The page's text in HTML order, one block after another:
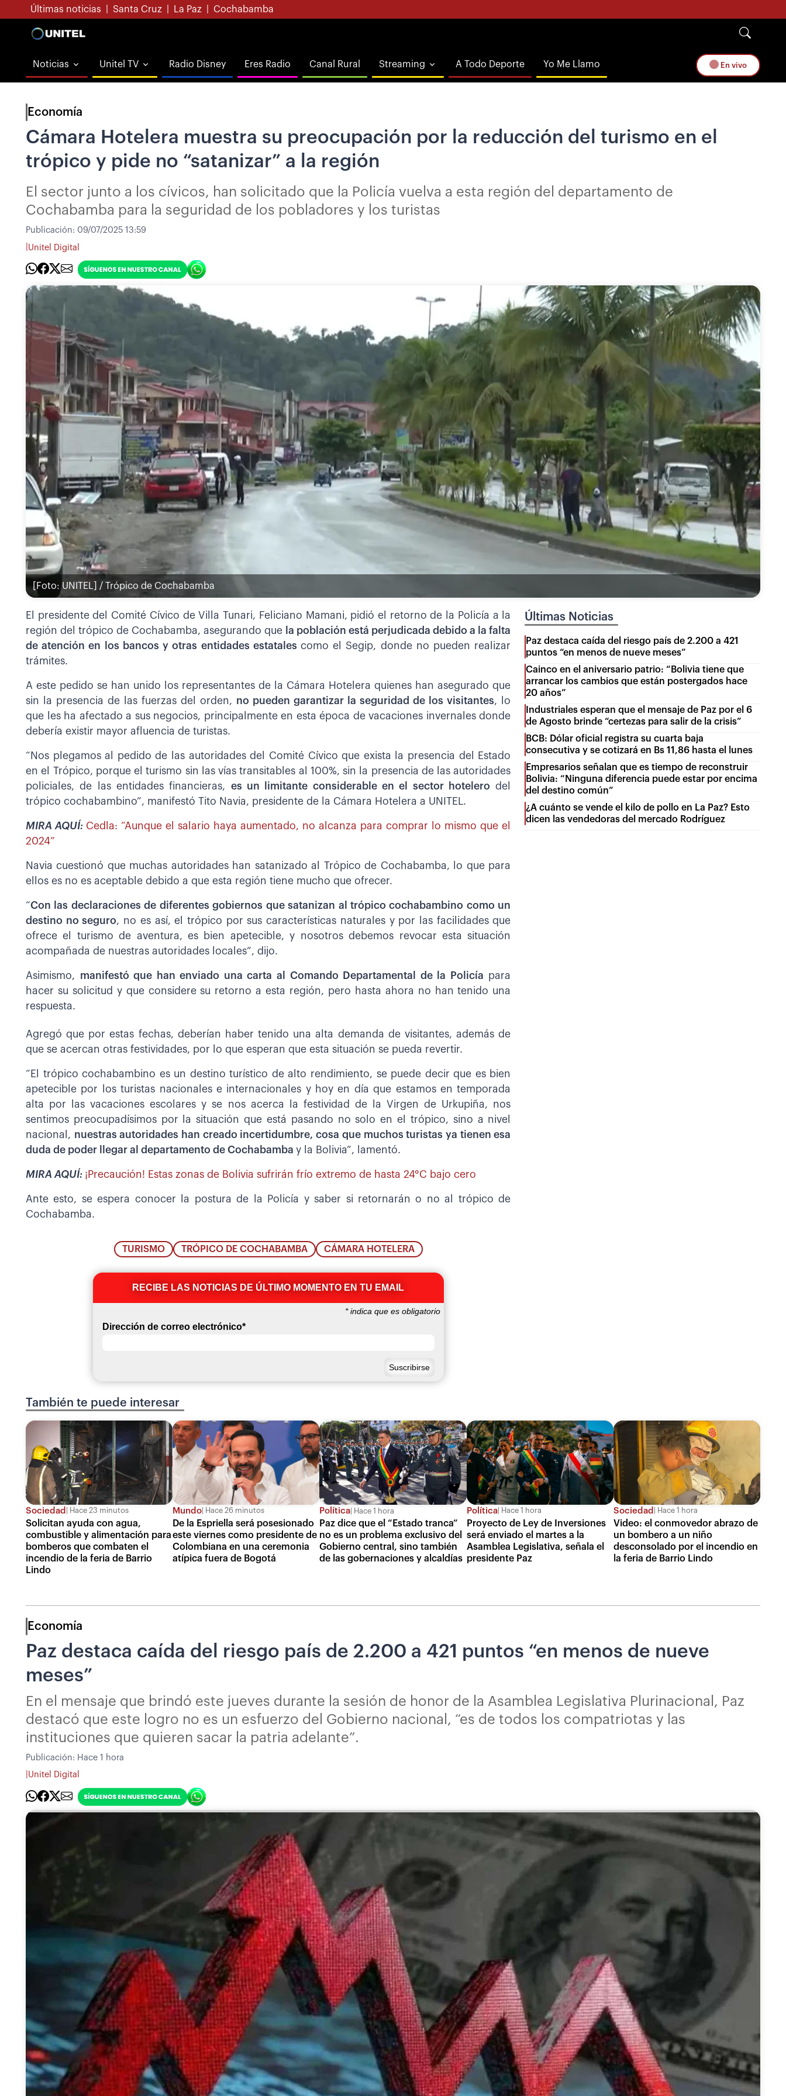
Últimas noticias Santa Cruz La Paz Cochabamba
Noticias Unitel TV Radio Disney Eres Radio Canal Rural Streaming A Todo Deporte Yo Me Llamo En vivo
Economía
Cámara Hotelera muestra su preocupación por la reducción del turismo en el
trópico y pide no “satanizar” a la región
El sector junto a los cívicos, han solicitado que la Policía vuelva a esta región del departamento de
Cochabamba para la seguridad de los pobladores y los turistas
Publicación: 09/07/2025 13:59
Unitel Digital
[Foto: UNITEL] / Trópico de Cochabamba
El presidente del Comité Cívico de Villa Tunari, Feliciano Mamani, pidió el retorno de la Policía a la
región del trópico de Cochabamba, asegurando que la población está perjudicada debido a la falta
de atención en los bancos y otras entidades estatales como el Segip, donde no pueden realizar
trámites.
A este pedido se han unido los representantes de la Cámara Hotelera quienes han asegurado que
sin la presencia de las fuerzas del orden, no pueden garantizar la seguridad de los visitantes, lo
que les ha afectado a sus negocios, principalmente en esta época de vacaciones invernales donde
debería existir mayor afluencia de turistas.
“Nos plegamos al pedido de las autoridades del Comité Cívico que exista la presencia del Estado
en el Trópico, porque el turismo sin las vías transitables al 100%, sin la presencia de las autoridades
policiales, de las entidades financieras, es un limitante considerable en el sector hotelero del
trópico cochabambino”, manifestó Tito Navia, presidente de la Cámara Hotelera a UNITEL.
MIRA AQUÍ: Cedla: “Aunque el salario haya aumentado, no alcanza para comprar lo mismo que el
2024”
Navia cuestionó que muchas autoridades han satanizado al Trópico de Cochabamba, lo que para
ellos es no es aceptable debido a que esta región tiene mucho que ofrecer.
“Con las declaraciones de diferentes gobiernos que satanizan al trópico cochabambino como un
destino no seguro, no es así, el trópico por sus características naturales y por las facilidades que
ofrece el turismo de aventura, es bien apetecible, y nosotros debemos revocar esta situación
acompañada de nuestras autoridades locales”, dijo.
Asimismo, manifestó que han enviado una carta al Comando Departamental de la Policía para
hacer su solicitud y que considere su retorno a esta región, pero hasta ahora no han tenido una
respuesta.
Agregó que por estas fechas, deberían haber tenido una alta demanda de visitantes, además de
que se acercan otras festividades, por lo que esperan que esta situación se pueda revertir.
“El trópico cochabambino es un destino turístico de alto rendimiento, se puede decir que es bien
apetecible por los turistas nacionales e internacionales y hoy en día que estamos en temporada
alta por las vacaciones escolares y se nos acerca la festividad de la Virgen de Urkupiña, nos
sentimos preocupadísimos por la situación que está pasando no solo en el trópico, sino a nivel
nacional, nuestras autoridades han creado incertidumbre, cosa que muchos turistas ya tienen esa
duda de poder llegar al departamento de Cochabamba y la Bolivia”, lamentó.
MIRA AQUÍ: ¡Precaución! Estas zonas de Bolivia sufrirán frío extremo de hasta 24°C bajo cero
Ante esto, se espera conocer la postura de la Policía y saber si retornarán o no al trópico de
Cochabamba.
TURISMO TRÓPICO DE COCHABAMBA CÁMARA HOTELERA
RECIBE LAS NOTICIAS DE ÚLTIMO MOMENTO EN TU EMAIL
*indica que es obligatorio
Dirección de correo electrónico*
Últimas Noticias
Paz destaca caída del riesgo país de 2.200 a 421
puntos “en menos de nueve meses”
Cainco en el aniversario patrio: “Bolivia tiene que
arrancar los cambios que están postergados hace
20 años”
Industriales esperan que el mensaje de Paz por el 6
de Agosto brinde “certezas para salir de la crisis”
BCB: Dólar oficial registra su cuarta baja
consecutiva y se cotizará en Bs 11,86 hasta el lunes
Empresarios señalan que es tiempo de reconstruir
Bolivia: “Ninguna diferencia puede estar por encima
del destino común”
¿A cuánto se vende el kilo de pollo en La Paz? Esto
dicen las vendedoras del mercado Rodríguez
También te puede interesar
Sociedad Hace 23 minutos
Solicitan ayuda con agua,
combustible y alimentación para
bomberos que combaten el
incendio de la feria de Barrio
Lindo
Mundo Hace 26 minutos
De la Espriella será posesionado
este viernes como presidente de
Colombiana en una ceremonia
atípica fuera de Bogotá
Política Hace 1 hora
Paz dice que el “Estado tranca”
no es un problema exclusivo del
Gobierno central, sino también
de las gobernaciones y alcaldías
Política Hace 1 hora
Proyecto de Ley de Inversiones
será enviado el martes a la
Asamblea Legislativa, señala el
presidente Paz
Sociedad Hace 1 hora
Video: el conmovedor abrazo de
un bombero a un niño
desconsolado por el incendio en
la feria de Barrio Lindo
Economía
Paz destaca caída del riesgo país de 2.200 a 421 puntos “en menos de nueve
meses”
En el mensaje que brindó este jueves durante la sesión de honor de la Asamblea Legislativa Plurinacional, Paz
destacó que este logro no es un esfuerzo del Gobierno nacional, “es de todos los compatriotas y las
instituciones que quieren sacar la patria adelante”.
Publicación: Hace 1 hora
Unitel Digital